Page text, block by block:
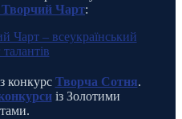
Творчий Чарт:
конкурс Творча Сотня.
із Золотими